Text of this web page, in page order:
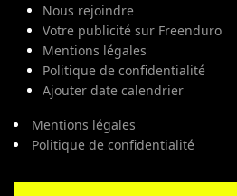
Nous rejoindre
Votre publicité sur Freenduro
Mentions légales
Politique de confidentialité
Ajouter date calendrier
Mentions légales
Politique de confidentialité